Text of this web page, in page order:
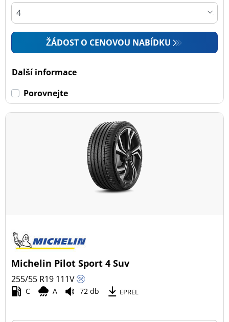
Zemědělská technika (0)
Dojezdové
Dojezdové (1)
Ne dojezdové (74)
ŽÁDOST O CENOVOU NABÍDKU
Další informace
Porovnejte
Michelin Pilot Sport 4 Suv
255/55 R19 111V
C A 72 db EPREL